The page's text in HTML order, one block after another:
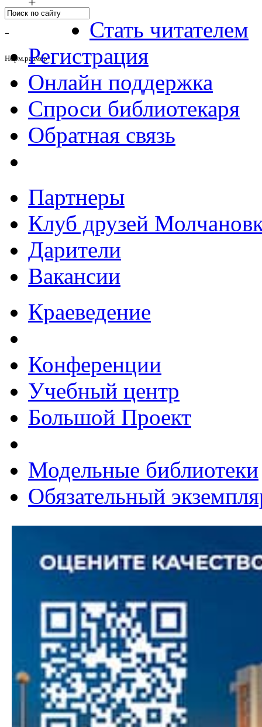
-
Норм.размер
Стать читателем
Регистрация
Онлайн поддержка
Спроси библиотекаря
Обратная связь
Партнеры
Клуб друзей
Дарители
Вакансии
Краеведение
Конференции
Учебный центр
Большой Проект
Модельные библиотеки
Обязательный